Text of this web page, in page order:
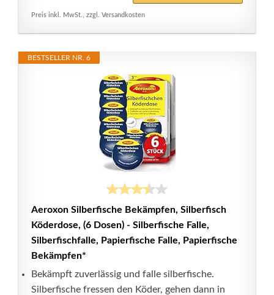
Preis inkl. MwSt., zzgl. Versandkosten
BESTSELLER NR. 6
Aeroxon Silberfische Bekämpfen, Silberfisch
Köderdose, (6 Dosen) - Silberfische Falle,
Silberfischfalle, Papierfische Falle, Papierfische
Bekämpfen*
Bekämpft zuverlässig und falle silberfische.
Silberfische fressen den Köder, gehen dann in